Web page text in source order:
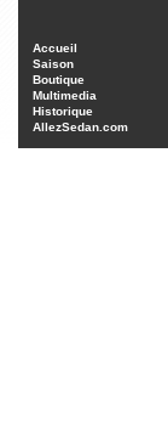
Accueil
Saison
Boutique
Multimedia
Historique
AllezSedan.com